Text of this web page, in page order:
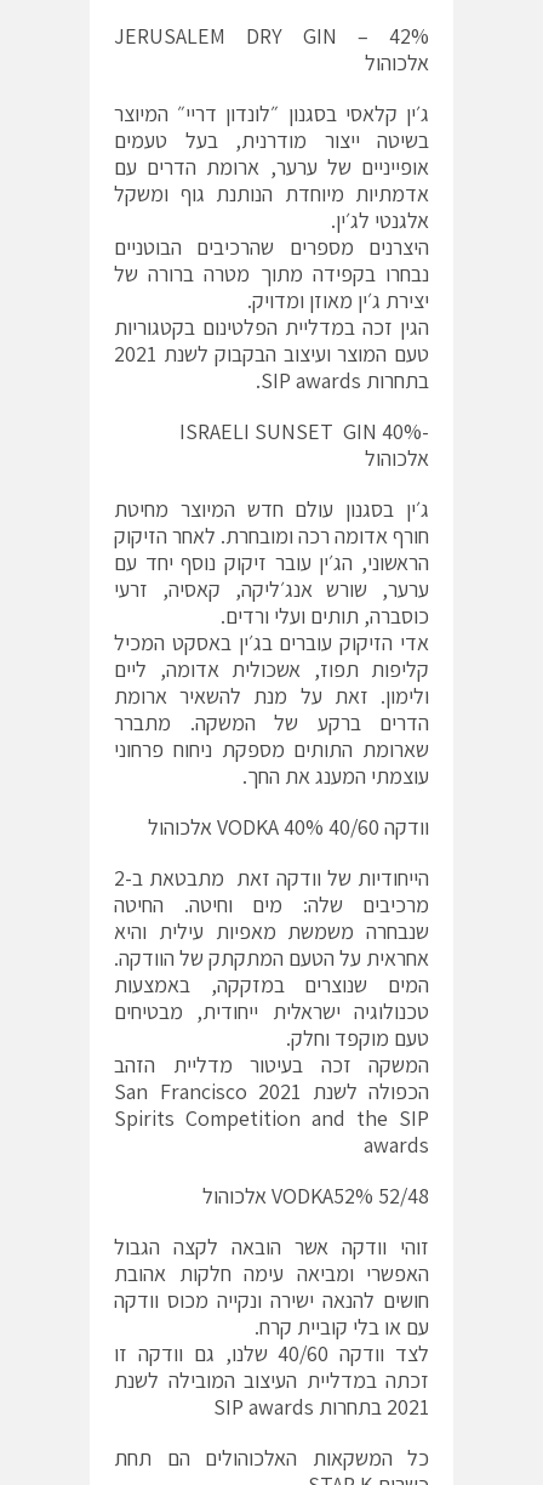
JERUSALEM DRY GIN – 42%
אלכוהול
ג׳ין קלאסי בסגנון ״לונדון דריי״ המיוצר
בשיטה ייצור מודרנית, בעל טעמים
אופייניים של ערער, ארומת הדרים עם
אדמתיות מיוחדת הנותנת גוף ומשקל
אלגנטי לג׳ין.
היצרנים מספרים שהרכיבים הבוטניים
נבחרו בקפידה מתוך מטרה ברורה של
יצירת ג׳ין מאוזן ומדויק.
הגין זכה במדליית הפלטינום בקטגוריות
טעם המוצר ועיצוב הבקבוק לשנת 2021
בתחרות SIP awards.
-ISRAELI SUNSET GIN 40%
אלכוהול
ג׳ין בסגנון עולם חדש המיוצר מחיטת
חורף אדומה רכה ומובחרת. לאחר הזיקוק
הראשוני, הג׳ין עובר זיקוק נוסף יחד עם
ערער, שורש אנג׳ליקה, קאסיה, זרעי
כוסברה, תותים ועלי ורדים.
אדי הזיקוק עוברים בג׳ין באסקט המכיל
קליפות תפוז, אשכולית אדומה, ליים
ולימון. זאת על מנת להשאיר ארומת
הדרים ברקע של המשקה. מתברר
שארומת התותים מספקת ניחוח פרחוני
עוצמתי המענג את החך.
וודקה 40/60 VODKA 40% אלכוהול
הייחודיות של וודקה זאת מתבטאת ב-2
מרכיבים שלה: מים וחיטה. החיטה
שנבחרה משמשת מאפיות עילית והיא
אחראית על הטעם המתקתק של הוודקה.
המים שנוצרים במזקקה, באמצעות
טכנולוגיה ישראלית ייחודית, מבטיחים
טעם מוקפד וחלק.
המשקה זכה בעיטור מדליית הזהב
הכפולה לשנת 2021 San Francisco
Spirits Competition and the SIP
awards
52/48 VODKA52% אלכוהול
זוהי וודקה אשר הובאה לקצה הגבול
האפשרי ומביאה עימה חלקות אהובת
חושים להנאה ישירה ונקייה מכוס וודקה
עם או בלי קוביית קרח.
לצד וודקה 40/60 שלנו, גם וודקה זו
זכתה במדליית העיצוב המובילה לשנת
2021 בתחרות SIP awards
כל המשקאות האלכוהולים הם תחת